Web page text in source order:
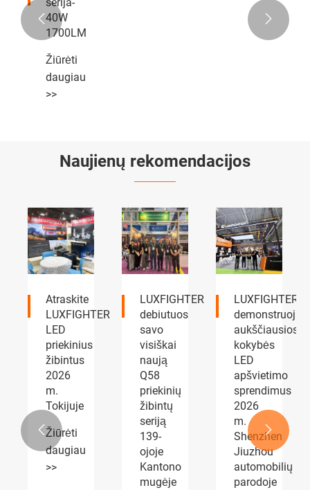
40W
1700LM
Žiūrėti
daugiau
>>
 
Naujienų rekomendacijos
LUXFIGHTER
debiutuos
savo
visiškai
naują
Q58
priekinių
žibintų
seriją
139-
ojoje
Kantono
LUXFIGHTER
demonstruoja
aukščiausios
kokybės
LED
apšvietimo
sprendimus
2026
m.
Shenzhen
Jiuzhou
automobilių
parodoje
LUXFIGHTER
LED
priekiniai
ir rūko
žibintai
AUTOMOTIVE
PARTS
Expo
sulaukė
plataus
pripažinimo
Žiūrėti
 